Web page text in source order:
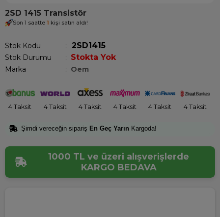
2SD 1415 Transistör
Son 1 saatte 1 kişi satın aldı!
Stok Kodu 2SD1415
Stok Durumu : Stokta Yok
Marka : Oem
4 Taksit 4 Taksit 4 Taksit 4 Taksit 4 Taksit 4 Taksit
Şimdi vereceğin sipariş En Geç Yarın Kargoda!
1000 TL ve üzeri alışverişlerde
KARGO BEDAVA